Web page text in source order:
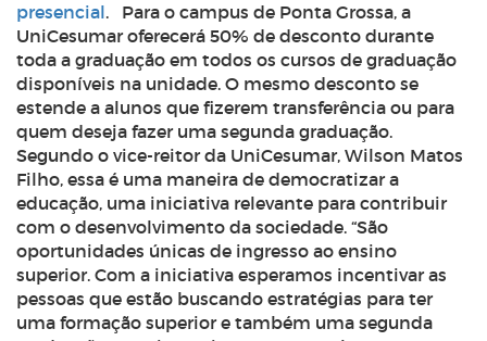
presencial. Para o campus de Ponta Grossa, a
UniCesumar oferecerá 50% de desconto durante
toda a graduação em todos os cursos de graduação
disponíveis na unidade. O mesmo desconto se
estende a alunos que fizerem transferência ou para
quem deseja fazer uma segunda graduação.
Segundo o vice-reitor da UniCesumar, Wilson Matos
Filho, essa é uma maneira de democratizar a
educação, uma iniciativa relevante para contribuir
com o desenvolvimento da sociedade. “São
oportunidades únicas de ingresso ao ensino
superior. Com a iniciativa esperamos incentivar as
pessoas que estão buscando estratégias para ter
uma formação superior e também uma segunda